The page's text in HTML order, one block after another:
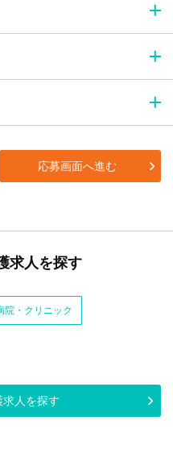
応募画面へ進む
求人を探す
院・クリニック
求人を探す